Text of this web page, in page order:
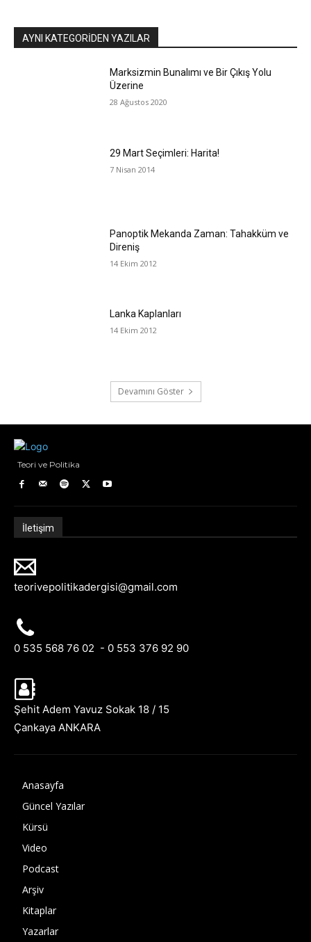
AYNI KATEGORIDEN YAZILAR
Marksizmin Bunalımı ve Bir Çıkış Yolu
Üzerine
28 Ağustos 2020
29 Mart Seçimleri: Harita!
7 Nisan 2014
Panoptik Mekanda Zaman: Tahakküm ve
Direniş
14 Ekim 2012
Lanka Kaplanları
14 Ekim 2012
Devamını Göster
Teori ve Politika
İletişim
teorivepolitikadergisi@gmail.com
0 535 568 76 02 - 0 553 376 92 90
Şehit Adem Yavuz Sokak 18 / 15
Çankaya ANKARA
Anasayfa
Güncel Yazılar
Kürsü
Video
Podcast
Arşiv
Kitaplar
Yazarlar